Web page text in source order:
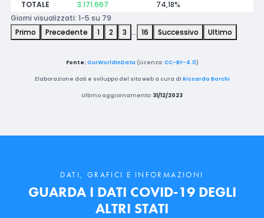
TOTALE 3.171.667
74,18%
Giorni visualizzati: 1-5 su 79
Primo
Precedente 1 2 3 … 16 Successivo Ultimo
Fonte: OurWorldInData (Licenza:CC-BY-4.0)
Elaborazione dati e sviluppo del sito web a cura di Riccardo Borchi
Ultimo aggiornamento: 31/12/2023
DATI, GRAFICI E INFORMAZIONI
GUARDA I DATI COVID-19 DEGLI
ALTRI STATI